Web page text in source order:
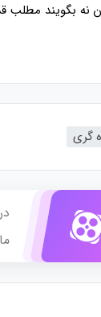
نه بگویند مطلب
گری